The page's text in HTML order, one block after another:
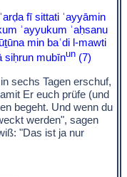
fī sittati ʾayyāmin
ʾayyukum ʾaḥsanu
min baʿdi l-mawti
siḥrun mubīnun (7)
sechs Tagen erschuf,
Er euch prüfe (und
begeht. Und wenn du
werden", sagen
"Das ist ja nur